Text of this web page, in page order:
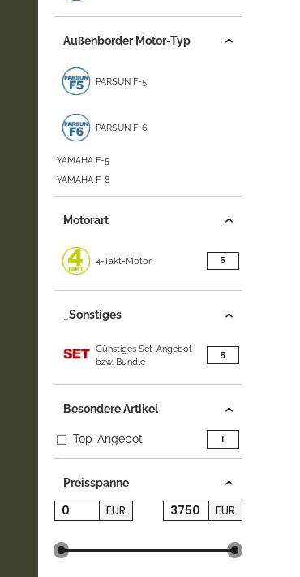
Außenborder Motor-Typ
PARSUN F-5
PARSUN F-6
YAMAHA F-5
YAMAHA F-8
Motorart
4-Takt-Motor 5Artikel gefunden
_Sonstiges
Günstiges Set-Angebot
bzw. Bundle
5Artikel gefunden
Besondere Artikel
Top-Angebot 1Artikel gefunden
Preisspanne
EUR EUR